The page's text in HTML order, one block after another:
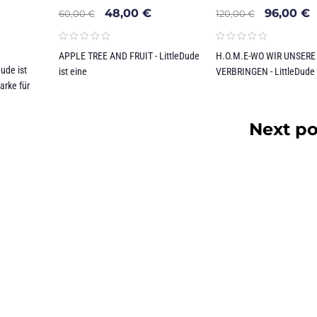
ist
für
60,00€ 48,00 €
APPLE TREE AND FRUIT - LittleDude
ist eine
120,00€ 96,00 €
H.O.M.E-WO WIR
VERBRINGEN -
Next